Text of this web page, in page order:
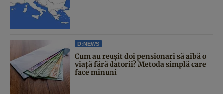
D:NEWS
Cum au reușit doi pensionari să aibă o
viață fără datorii? Metoda simplă care
face minuni